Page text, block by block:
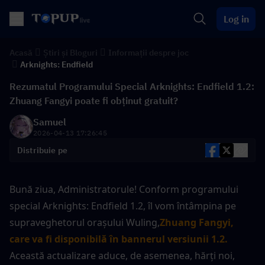
Log in
Arknights: Endfield
Rezumatul Programului Special Arknights: Endfield 1.2:
Zhuang Fangyi poate fi obținut gratuit?
Samuel
2026-04-13 17:26:45
Distribuie pe
Bună ziua, Administratorule! Conform programului
special Arknights: Endfield 1.2, îl vom întâmpina pe
supraveghetorul orașului Wuling,Zhuang Fangyi,
care va fi disponibilă în bannerul versiunii 1.2.
Această actualizare aduce, de asemenea, hărți noi,